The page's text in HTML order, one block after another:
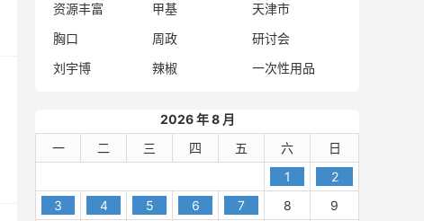
资源丰富
甲基
天津市
胸口
周政
研讨会
刘宇博
辣椒 一次性用品
2026 年 8 月
一
二 三 四 五 六
日
1
2
3
4 5 6 7 8
9